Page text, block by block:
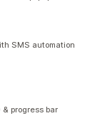
SMS automation
& progress bar